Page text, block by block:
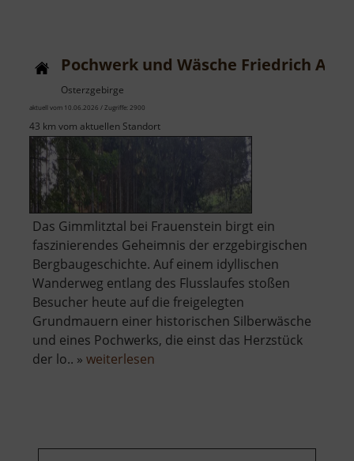
Pochwerk und Wäsche Friedrich
Osterzgebirge
aktuell vom 10.06.2026 / Zugriffe: 2900
43 km vom aktuellen Standort
Das Gimmlitztal bei Frauenstein birgt ein
faszinierendes Geheimnis der erzgebirgischen
Bergbaugeschichte. Auf einem idyllischen
Wanderweg entlang des Flusslaufes stoßen
Besucher heute auf die freigelegten
Grundmauern einer historischen Silberwäsche
und eines Pochwerks, die einst das Herzstück
der lo.. » weiterlesen
August